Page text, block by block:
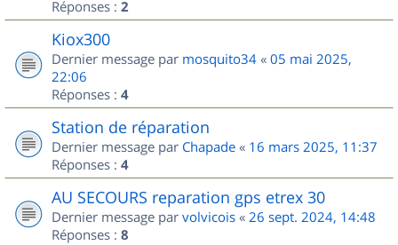
Réponses : 2
Kiox300
Dernier message par mosquito34 « 05 mai 2025,
22:06
Réponses : 4
Station de réparation
Dernier message par Chapade « 16 mars 2025, 11:37
Réponses : 4
AU SECOURS reparation gps etrex 30
Dernier message par volvicois « 26 sept. 2024, 14:48
Réponses : 8